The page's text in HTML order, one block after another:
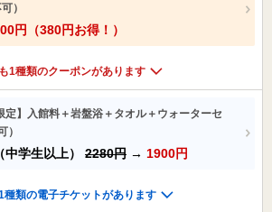
）
円（380円お得！）
1種類のクーポンがあります
定】入館料＋岩盤浴＋タオル＋ウォーターセ
）
中学生以上） 2280円 → 1900円
種類の電子チケットがあります